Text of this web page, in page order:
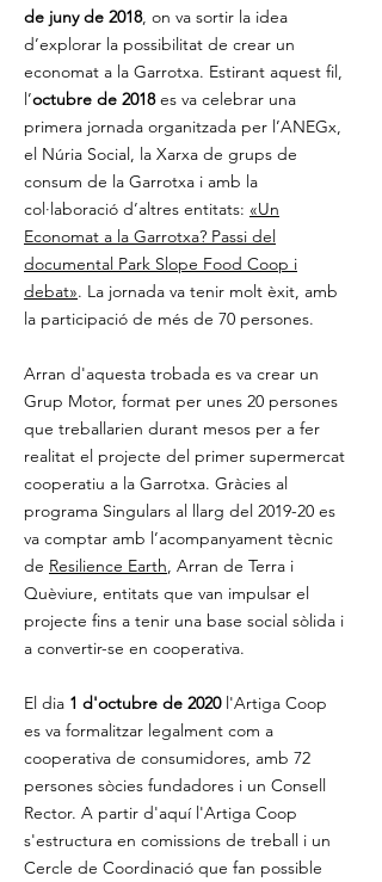
de juny de 2018, on va sortir la idea
d’explorar la possibilitat de crear un
economat a la Garrotxa. Estirant aquest fil,
l’octubre de 2018es va celebrar una
primera jornada organitzada per l’ANEGx,
el Núria Social, la Xarxa de grups de
consum de la Garrotxa i amb la
col·laboració d’altres entitats: «Un
Economat a la Garrotxa? Passi del
documental Park Slope Food Coop i
debat». La jornada va tenir molt èxit, amb
la participació de més de 70 persones.
Arran d'aquesta trobada es va crear un
Grup Motor, format per unes 20 persones
que treballarien durant mesos per a fer
realitat el projecte del primer supermercat
cooperatiu a la Garrotxa. Gràcies al
programa Singulars al llarg del 2019-20 es
va comptar amb l’acompanyament tècnic
de Resilience Earth, Arran de Terra i
Quèviure, entitats que van impulsar el
projecte fins a tenir una base social sòlida i
a convertir-se en cooperativa.
El dia 1 d'octubre de 2020l'Artiga Coop
es va formalitzar legalment com a
cooperativa de consumidores, amb 72
persones sòcies fundadores i un Consell
Rector. A partir d'aquí l'Artiga Coop
s'estructura en comissions de treball i un
Cercle de Coordinació que fan possible